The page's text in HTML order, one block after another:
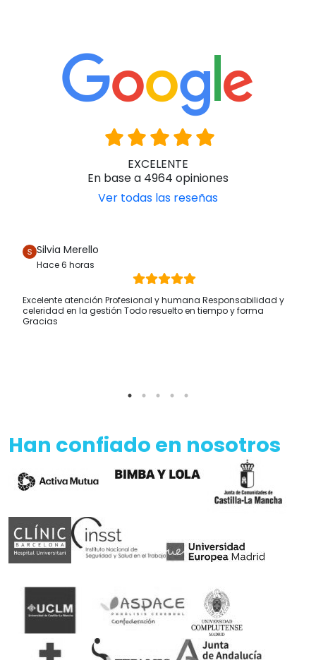
EXCELENTE
En base a 4964 opiniones
Ver todas las reseñas
Silvia Merello
Hace 6 horas
Excelente atención Profesional y humana Responsabilidad y
celeridad en la gestión Todo resuelto en tiempo y forma
Gracias
Han confiado en nosotros